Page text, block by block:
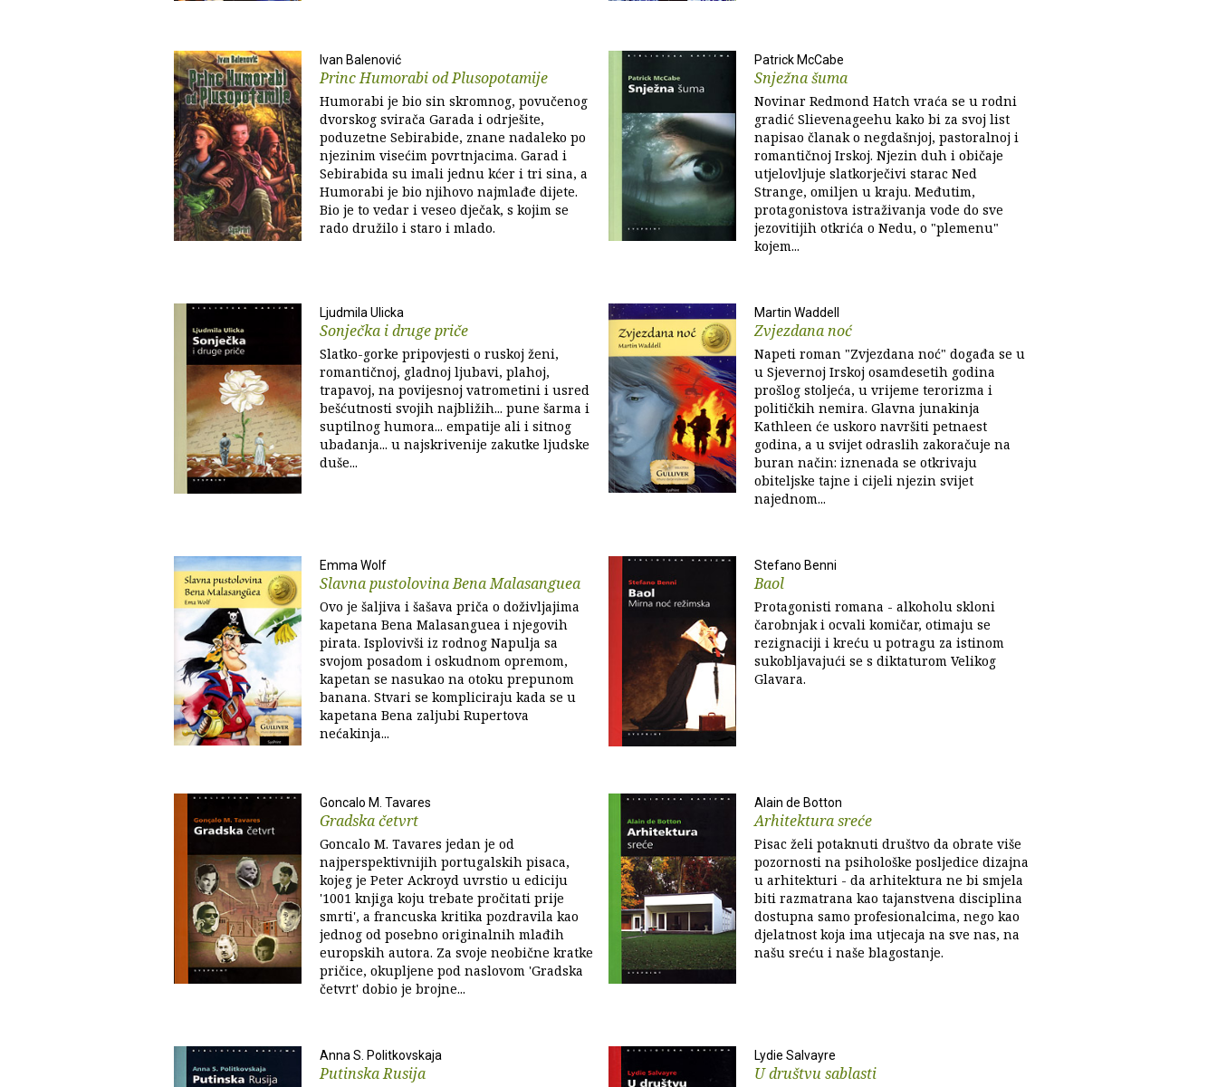
Ivan Balenović
Princ Humorabi od Plusopotamije
Humorabi je bio sin skromnog, povučenog
dvorskog svirača Garada i odrješite,
poduzetne Sebirabide, znane nadaleko po
njezinim visećim povrtnjacima. Garad i
Sebirabida su imali jednu kćer i tri sina, a
Humorabi je bio njihovo najmlađe dijete.
Bio je to vedar i veseo dječak, s kojim se
rado družilo i staro i mlado.
Patrick McCabe
Snježna šuma
Novinar Redmond Hatch vraća se u rodni
gradić Slievenageehu kako bi za svoj list
napisao članak o negdašnjoj, pastoralnoj i
romantičnoj Irskoj. Njezin duh i običaje
utjelovljuje slatkorječivi starac Ned
Strange, omiljen u kraju. Međutim,
protagonistova istraživanja vode do sve
jezovitijih otkrića o Nedu, o "plemenu"
kojem...
Ljudmila Ulicka
Sonječka i druge priče
Slatko-gorke pripovjesti o ruskoj ženi,
romantičnoj, gladnoj ljubavi, plahoj,
trapavoj, na povijesnoj vatrometini i usred
bešćutnosti svojih najbližih... pune šarma i
suptilnog humora... empatije ali i sitnog
ubadanja... u najskrivenije zakutke ljudske
duše...
Martin Waddell
Zvjezdana noć
Napeti roman "Zvjezdana noć" događa se u
u Sjevernoj Irskoj osamdesetih godina
prošlog stoljeća, u vrijeme terorizma i
političkih nemira. Glavna junakinja
Kathleen će uskoro navršiti petnaest
godina, a u svijet odraslih zakoračuje na
buran način: iznenada se otkrivaju
obiteljske tajne i cijeli njezin svijet
najednom...
Emma Wolf
Slavna pustolovina Bena Malasanguea
Ovo je šaljiva i šašava priča o doživljajima
kapetana Bena Malasanguea i njegovih
pirata. Isplovivši iz rodnog Napulja sa
svojom posadom i oskudnom opremom,
kapetan se nasukao na otoku prepunom
banana. Stvari se kompliciraju kada se u
kapetana Bena zaljubi Rupertova
nećakinja...
Stefano Benni
Baol
Protagonisti romana - alkoholu skloni
čarobnjak i ocvali komičar, otimaju se
rezignaciji i kreću u potragu za istinom
sukobljavajući se s diktaturom Velikog
Glavara.
Goncalo M. Tavares
Gradska četvrt
Goncalo M. Tavares jedan je od
najperspektivnijih portugalskih pisaca,
kojeg je Peter Ackroyd uvrstio u ediciju
'1001 knjiga koju trebate pročitati prije
smrti', a francuska kritika pozdravila kao
jednog od posebno originalnih mlađih
europskih autora. Za svoje neobične kratke
pričice, okupljene pod naslovom 'Gradska
četvrt' dobio je brojne...
Alain de Botton
Arhitektura sreće
Pisac želi potaknuti društvo da obrate više
pozornosti na psihološke posljedice dizajna
u arhitekturi - da arhitektura ne bi smjela
biti razmatrana kao tajanstvena disciplina
dostupna samo profesionalcima, nego kao
djelatnost koja ima utjecaja na sve nas, na
našu sreću i naše blagostanje.
Anna S. Politkovskaja
Putinska Rusija
Lydie Salvayre
U društvu sablasti